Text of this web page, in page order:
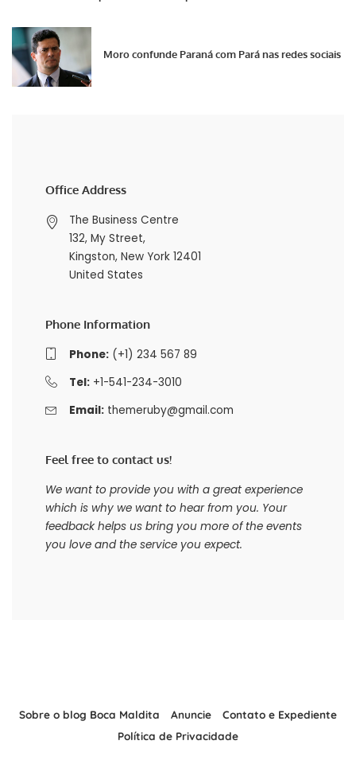
Moro confunde Paraná com Pará nas redes sociais
Office Address
The Business Centre
132, My Street,
Kingston, New York 12401
United States
Phone Information
Phone:(+1) 234 567 89
Tel:+1-541-234-3010
Email: themeruby@gmail.com
Feel free to contact us!
We want to provide you with a great experience
which is why we want to hear from you. Your
feedback helps us bring you more of the events
you love and the service you expect.
Sobre o blog Boca Maldita Anuncie
Contato e Expediente
Política de Privacidade